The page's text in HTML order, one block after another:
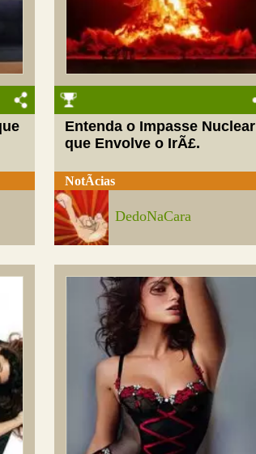
Entenda o Impasse Nuclear
que Envolve o IrÃ£.
NotÃ­cias
DedoNaCara